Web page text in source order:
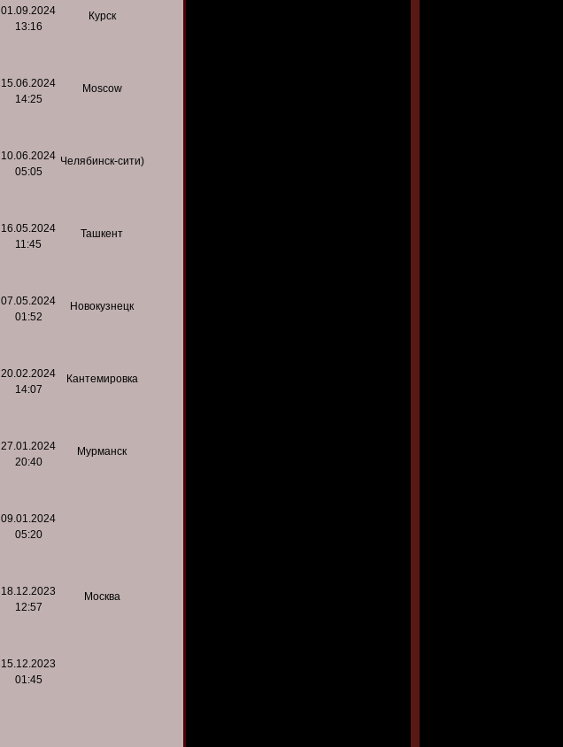
01.09.2024
13:16
Курск
15.06.2024
14:25
Moscow
10.06.2024
05:05
Челябинск-сити)
16.05.2024
11:45
Ташкент
07.05.2024
01:52
Новокузнецк
20.02.2024
14:07
Кантемировка
27.01.2024
20:40
Мурманск
09.01.2024
05:20
18.12.2023
12:57
Москва
15.12.2023
01:45